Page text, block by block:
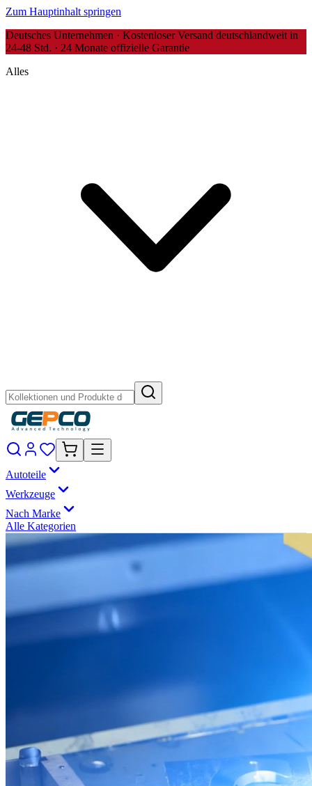
Zum Hauptinhalt springen
Deutsches Unternehmen · Kostenloser Versand deutschlandweit in
24-48 Std. · 24 Monate offizielle Garantie
Alles
Autoteile
Werkzeuge
Nach Marke
Alle Kategorien